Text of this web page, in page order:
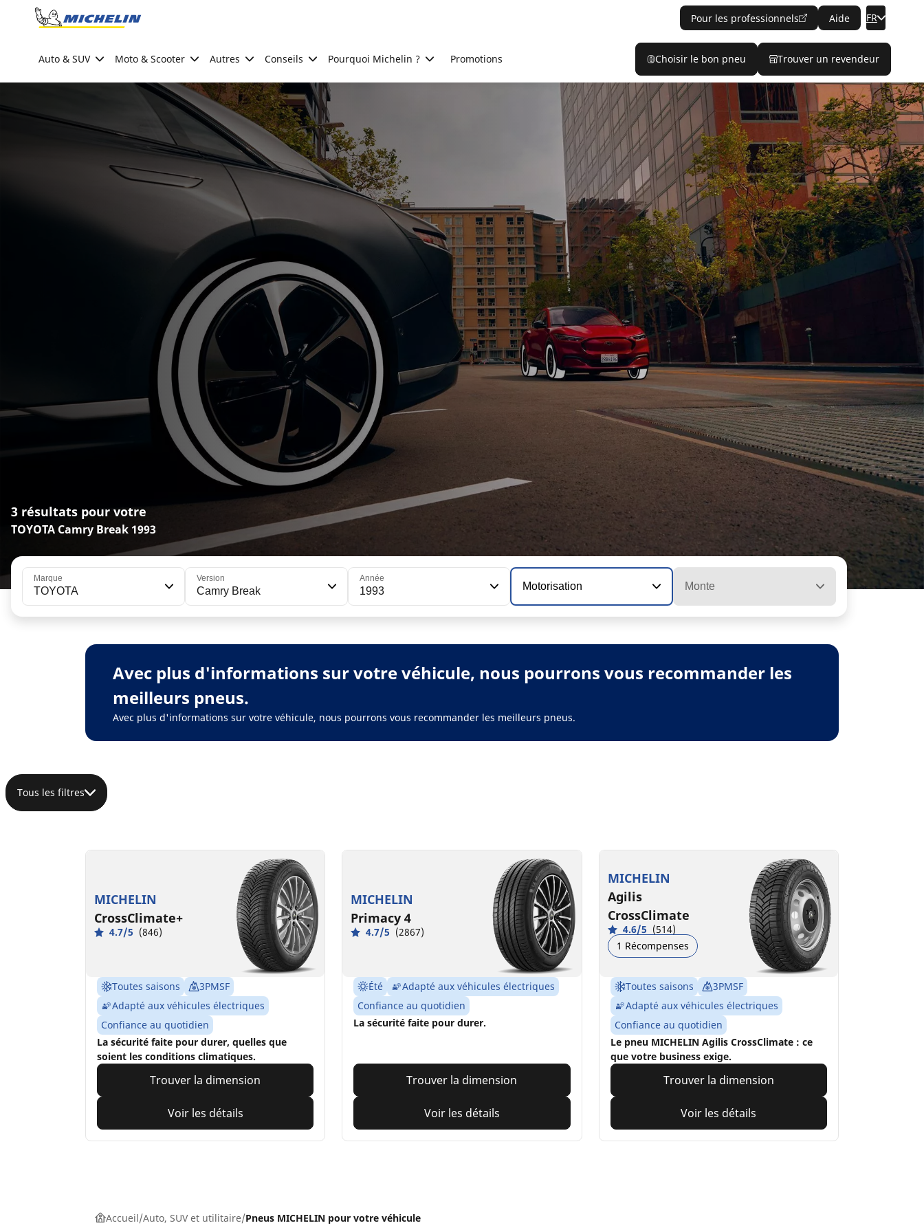
Go to page content
Pour les professionnels Aide FR
Auto & SUV Moto & Scooter Autres Conseils Pourquoi Michelin ? Promotions Choisir le bon pneu Trouver un revendeur
3 résultats pour votre
TOYOTA Camry Break 1993
Marque
TOYOTA
Version
Camry Break
Année
1993 Motorisation Monte
Avec plus d'informations sur votre véhicule, nous pourrons vous recommander les
meilleurs pneus.
Avec plus d'informations sur votre véhicule, nous pourrons vous recommander les meilleurs pneus.
Tous les filtres
MICHELIN
CrossClimate+
4.7/5 (846)
Toutes saisons
3PMSF
Adapté aux véhicules électriques
Confiance au quotidien
La sécurité faite pour durer, quelles que
soient les conditions climatiques.
Trouver la dimension
Voir les détails
MICHELIN
Primacy 4
4.7/5 (2867)
Été
Adapté aux véhicules électriques
Confiance au quotidien
La sécurité faite pour durer.
Trouver la dimension
Voir les détails
MICHELIN
Agilis
CrossClimate
4.6/5 (514)
1 Récompenses
Toutes saisons
3PMSF
Adapté aux véhicules électriques
Confiance au quotidien
Le pneu MICHELIN Agilis CrossClimate : ce
que votre business exige.
Trouver la dimension
Voir les détails
Accueil Auto, SUV et utilitaire Pneus MICHELIN pour votre véhicule